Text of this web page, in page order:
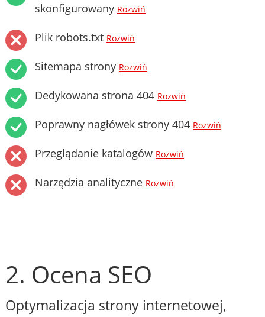
skonfigurowany Rozwiń
Plik robots.txt Rozwiń
Sitemapa strony Rozwiń
Dedykowana strona 404 Rozwiń
Poprawny nagłówek strony 404 Rozwiń
Przeglądanie katalogów Rozwiń
Narzędzia analityczne Rozwiń
2. Ocena SEO
Optymalizacja strony internetowej,